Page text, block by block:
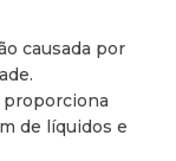
causada por
de líquidos e